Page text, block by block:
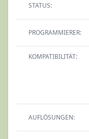
STATUS:
PROGRAMMIERER:
KOMPATIBILITÄT:
AUFLÖSUNGEN: